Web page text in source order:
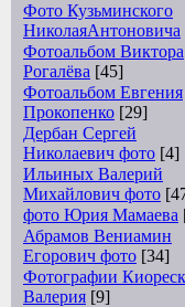
Фото Кузьминского
НиколаяАнтоновича
Фотоальбом Виктора
Рогалёва [45]
Фотоальбом Евгения
Прокопенко [29]
Дербан Сергей
Николаевич фото [4]
Ильиных Валерий
Михайлович фото
фото Юрия Мамаева
Абрамов Вениамин
Егорович фото [34]
Фотографии
Валерия [9]